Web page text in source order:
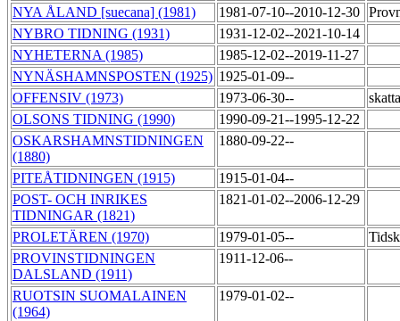
NYA ÅLAND [suecana] (1981) 1981-07-10--2010-12-30
NYBRO TIDNING (1931)
1931-12-02--2021-10-14
NYHETERNA (1985)
1985-12-02--2019-11-27
NYNÄSHAMNSPOSTEN (1925) 1925-01-09--
OFFENSIV (1973)
1973-06-30--
OLSONS TIDNING (1990)
1990-09-21--1995-12-22
OSKARSHAMNSTIDNINGEN
(1880)
1880-09-22--
PITEÅTIDNINGEN (1915)
1915-01-04--
POST- OCH INRIKES
TIDNINGAR (1821)
1821-01-02--2006-12-29
PROLETÄREN (1970) 1979-01-05--
PROVINSTIDNINGEN
DALSLAND (1911)
1911-12-06--
RUOTSIN SUOMALAINEN
(1964)
1979-01-02--